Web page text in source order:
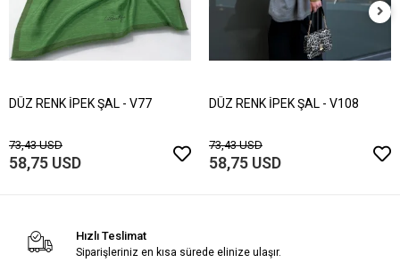
DÜZ RENK İPEK ŞAL - V77
73,43 USD
58,75 USD
DÜZ RENK İPEK ŞAL - V108
73,43 USD
58,75 USD
Hızlı Teslimat
Siparişleriniz en kısa sürede elinize ulaşır.